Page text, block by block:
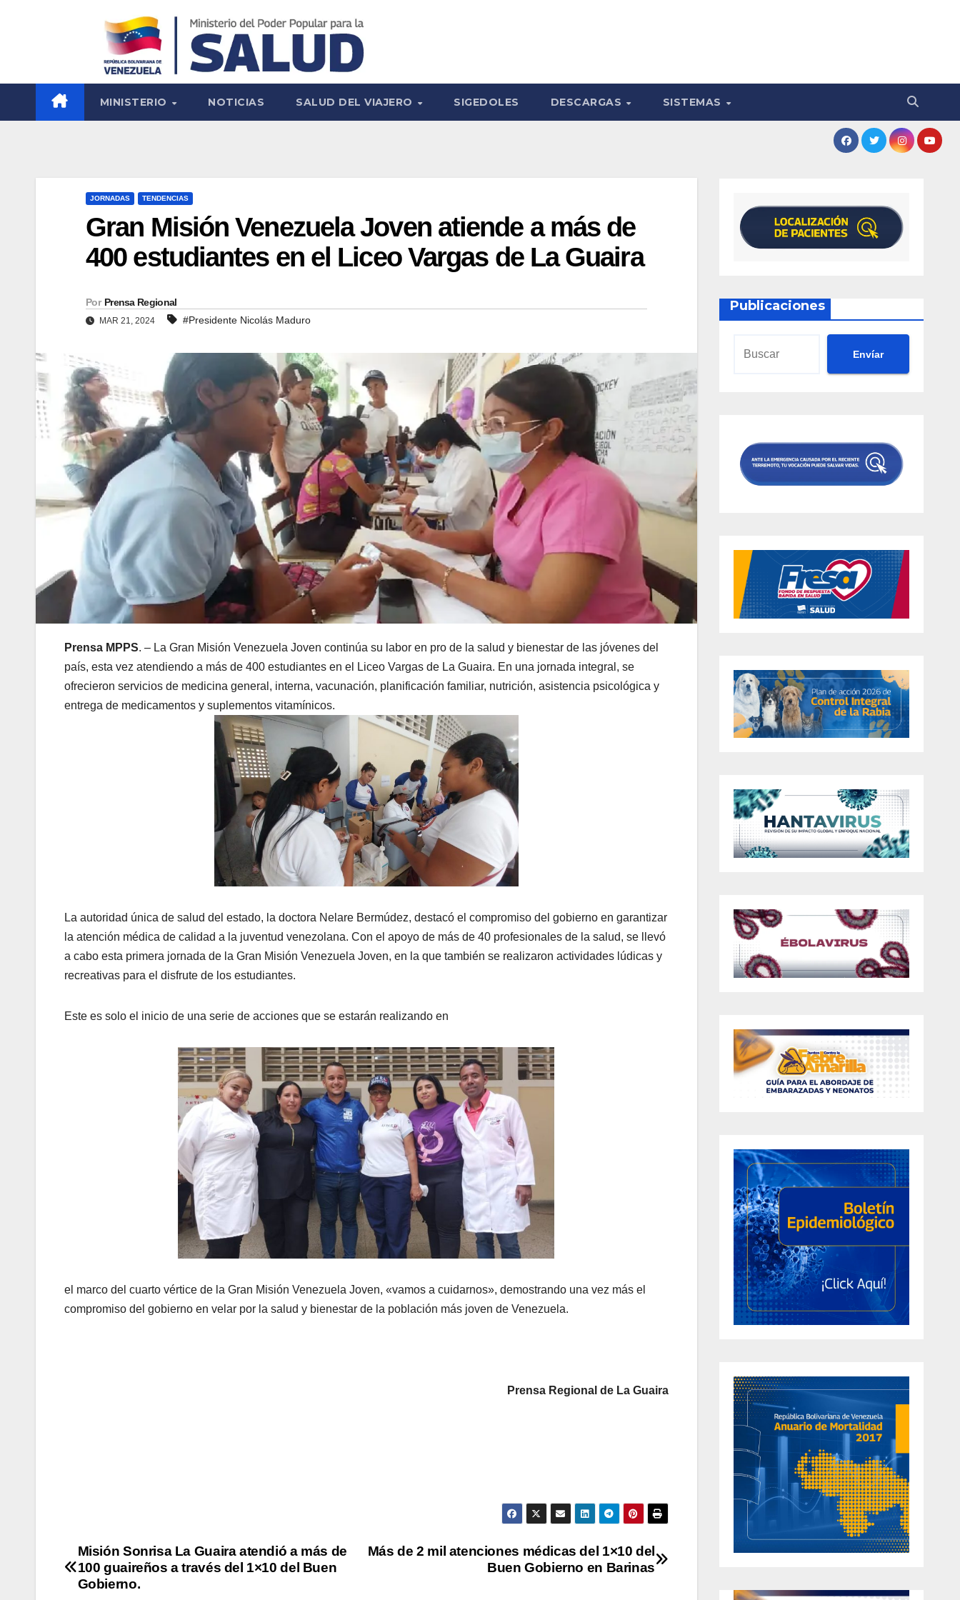
MINISTERIO NOTICIAS SALUD DEL VIAJERO SIGEDOLES DESCARGAS SISTEMAS
JORNADAS TENDENCIAS
Gran Misión Venezuela Joven atiende a más de
400 estudiantes en el Liceo Vargas de La Guaira
Por Prensa Regional
MAR 21, 2024 #Presidente Nicolás Maduro
Prensa MPPS. – La Gran Misión Venezuela Joven continúa su labor en pro de la salud y bienestar de las jóvenes del
país, esta vez atendiendo a más de 400 estudiantes en el Liceo Vargas de La Guaira. En una jornada integral, se
ofrecieron servicios de medicina general, interna, vacunación, planificación familiar, nutrición, asistencia psicológica y
entrega de medicamentos y suplementos vitamínicos.
La autoridad única de salud del estado, la doctora Nelare Bermúdez, destacó el compromiso del gobierno en garantizar
la atención médica de calidad a la juventud venezolana. Con el apoyo de más de 40 profesionales de la salud, se llevó
a cabo esta primera jornada de la Gran Misión Venezuela Joven, en la que también se realizaron actividades lúdicas y
recreativas para el disfrute de los estudiantes.
Este es solo el inicio de una serie de acciones que se estarán realizando en
el marco del cuarto vértice de la Gran Misión Venezuela Joven, «vamos a cuidarnos», demostrando una vez más el
compromiso del gobierno en velar por la salud y bienestar de la población más joven de Venezuela.
Prensa Regional de La Guaira
Más de 2 mil atenciones médicas del 1×10 del
Buen Gobierno en Barinas
Misión Sonrisa La Guaira atendió a más de
100 guaireños a través del 1×10 del Buen
Gobierno.
Publicaciones
Envíar